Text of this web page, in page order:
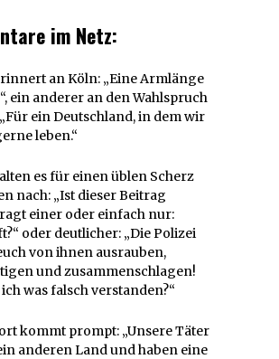
im Netz:
an Köln: „Eine Armlänge
ein anderer an den Wahlspruch
ein Deutschland, in dem wir
leben.“
es für einen üblen Scherz
nach: „Ist dieser Beitrag
einer oder einfach nur:
oder deutlicher: „Die Polizei
von ihnen ausrauben,
und zusammenschlagen!
was falsch verstanden?“
kommt prompt: „Unsere Täter
anderen Land und haben eine